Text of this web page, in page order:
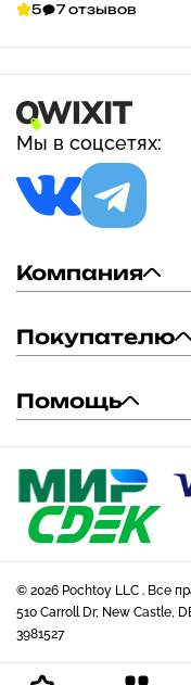
5 7 отзывов
Мы в соцсетях:
Компания
Покупателю
Помощь
© 2026 Pochtoy LLC . Все
510 Carroll Dr, New Castle,
3981527